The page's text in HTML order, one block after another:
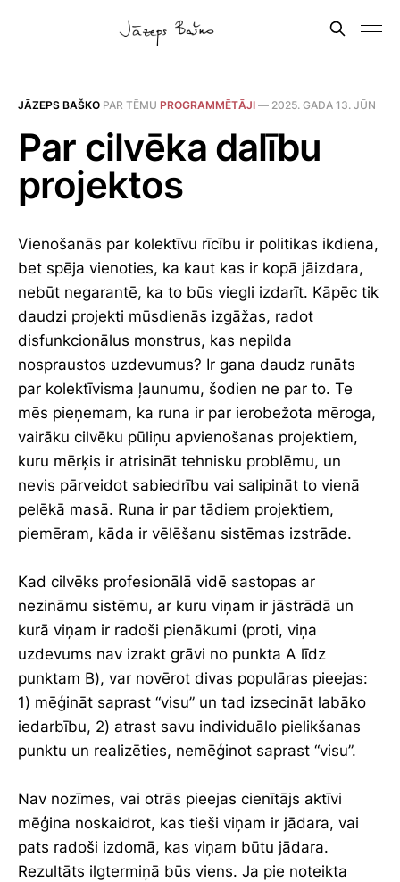
JĀZEPS BAŠKO PAR TĒMU PROGRAMMĒTĀJI — 2025. GADA 13. JŪN
Par cilvēka dalību
projektos
Vienošanās par kolektīvu rīcību ir politikas ikdiena,
bet spēja vienoties, ka kaut kas ir kopā jāizdara,
nebūt negarantē, ka to būs viegli izdarīt. Kāpēc tik
daudzi projekti mūsdienās izgāžas, radot
disfunkcionālus monstrus, kas nepilda
nospraustos uzdevumus? Ir gana daudz runāts
par kolektīvisma ļaunumu, šodien ne par to. Te
mēs pieņemam, ka runa ir par ierobežota mēroga,
vairāku cilvēku pūliņu apvienošanas projektiem,
kuru mērķis ir atrisināt tehnisku problēmu, un
nevis pārveidot sabiedrību vai salipināt to vienā
pelēkā masā. Runa ir par tādiem projektiem,
piemēram, kāda ir vēlēšanu sistēmas izstrāde.
Kad cilvēks profesionālā vidē sastopas ar
nezināmu sistēmu, ar kuru viņam ir jāstrādā un
kurā viņam ir radoši pienākumi (proti, viņa
uzdevums nav izrakt grāvi no punkta A līdz
punktam B), var novērot divas populāras pieejas:
1) mēģināt saprast “visu” un tad izsecināt labāko
iedarbību, 2) atrast savu individuālo pielikšanas
punktu un realizēties, nemēģinot saprast “visu”.
Nav nozīmes, vai otrās pieejas cienītājs aktīvi
mēģina noskaidrot, kas tieši viņam ir jādara, vai
pats radoši izdomā, kas viņam būtu jādara.
Rezultāts ilgtermiņā būs viens. Ja pie noteikta